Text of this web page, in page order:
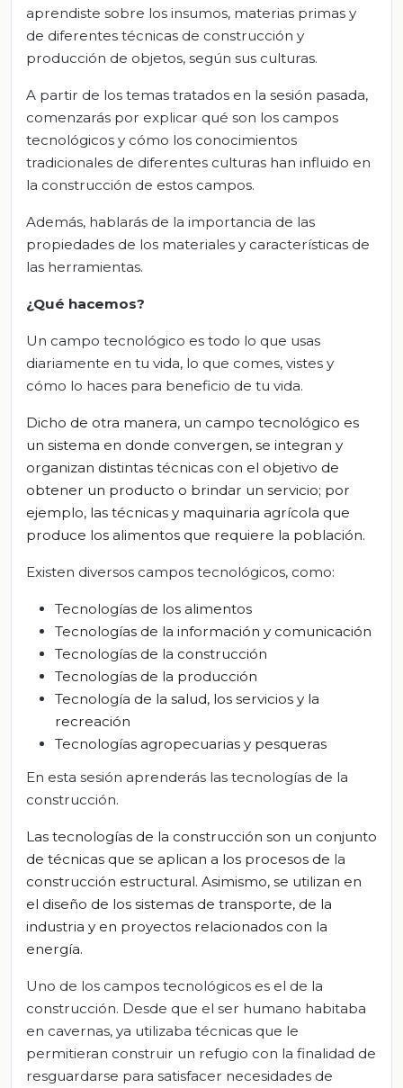
aprendiste sobre los insumos, materias primas y
de diferentes técnicas de construcción y
producción de objetos, según sus culturas.
A partir de los temas tratados en la sesión pasada,
comenzarás por explicar qué son los campos
tecnológicos y cómo los conocimientos
tradicionales de diferentes culturas han influido en
la construcción de estos campos.
Además, hablarás de la importancia de las
propiedades de los materiales y características de
las herramientas.
¿Qué hacemos?
Un campo tecnológico es todo lo que usas
diariamente en tu vida, lo que comes, vistes y
cómo lo haces para beneficio de tu vida.
Dicho de otra manera, un campo tecnológico es
un sistema en donde convergen, se integran y
organizan distintas técnicas con el objetivo de
obtener un producto o brindar un servicio; por
ejemplo, las técnicas y maquinaria agrícola que
produce los alimentos que requiere la población.
Existen diversos campos tecnológicos, como:
Tecnologías de los alimentos
Tecnologías de la información y comunicación
Tecnologías de la construcción
Tecnologías de la producción
Tecnología de la salud, los servicios y la
recreación
Tecnologías agropecuarias y pesqueras
En esta sesión aprenderás las tecnologías de la
construcción.
Las tecnologías de la construcción son un conjunto
de técnicas que se aplican a los procesos de la
construcción estructural. Asimismo, se utilizan en
el diseño de los sistemas de transporte, de la
industria y en proyectos relacionados con la
energía.
Uno de los campos tecnológicos es el de la
construcción. Desde que el ser humano habitaba
en cavernas, ya utilizaba técnicas que le
permitieran construir un refugio con la finalidad de
resguardarse para satisfacer necesidades de